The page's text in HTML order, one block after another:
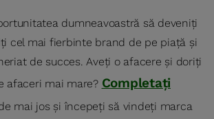
dumneavoastră să deveniți
cel mai fierbinte brand de pe piață și
de succes. Aveți o afacere și doriți
afaceri mai mare? Completați
mai jos și începeți să vindeți marca